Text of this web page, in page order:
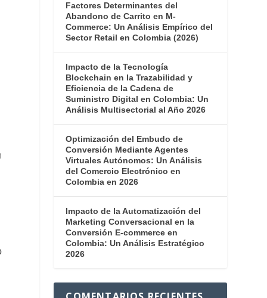
Factores Determinantes del
Abandono de Carrito en M-
Commerce: Un Análisis Empírico del
Sector Retail en Colombia (2026)
Impacto de la Tecnología
Blockchain en la Trazabilidad y
Eficiencia de la Cadena de
Suministro Digital en Colombia: Un
Análisis Multisectorial al Año 2026
Optimización del Embudo de
Conversión Mediante Agentes
Virtuales Autónomos: Un Análisis
del Comercio Electrónico en
Colombia en 2026
Impacto de la Automatización del
Marketing Conversacional en la
Conversión E-commerce en
Colombia: Un Análisis Estratégico
2026